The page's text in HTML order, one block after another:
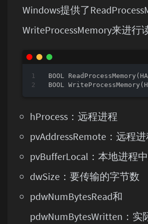
Windows提供了
WriteProcessMemory来进行
BOOL ReadProcessMemory
BOOL WriteProcessMemory
hProcess：远程进程
pvAddressRemote：远程
pvBufferLocal：本地进程
dwSize：要传输的字节数
pdwNumBytesRead和
pdwNumBytesWritten：实